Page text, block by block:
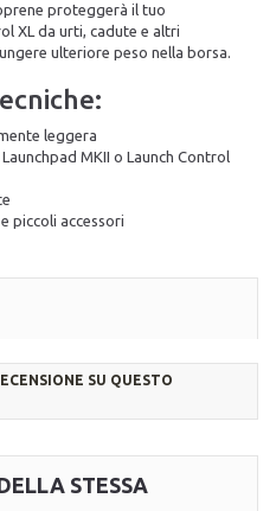
proteggerà il tuo
XL da urti, cadute e altri
ulteriore peso nella borsa.
leggera
MKII o Launch Control
piccoli accessori
SU QUESTO
STESSA